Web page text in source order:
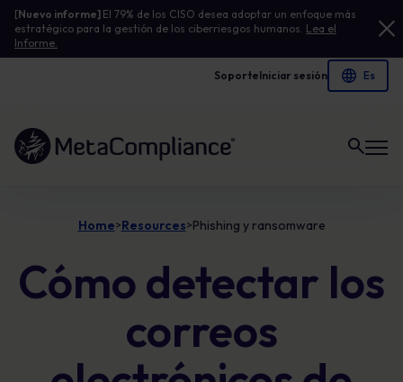
[Nuevo informe] El 79% de los CISO desea adoptar un enfoque más
estratégico para la gestión de los ciberriesgos humanos. Lea el
Informe.
SoporteIniciar sesión
Enlace a la página de inicio
Home>Resources>Phishing y ransomware
Cómo detectar los
correos